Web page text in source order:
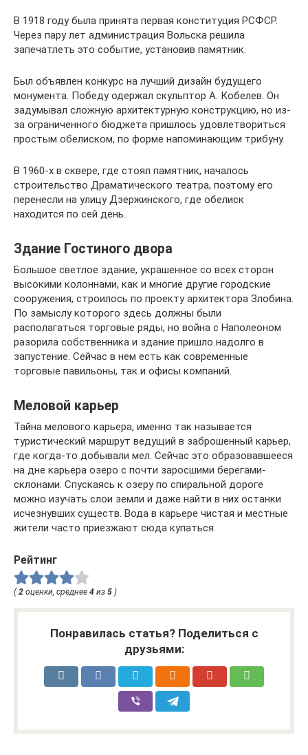
В 1918 году была принята первая конституция РСФСР.
Через пару лет администрация Вольска решила
запечатлеть это событие, установив памятник.
Был объявлен конкурс на лучший дизайн будущего
монумента. Победу одержал скульптор А. Кобелев. Он
задумывал сложную архитектурную конструкцию, но из-
за ограниченного бюджета пришлось удовлетвориться
простым обелиском, по форме напоминающим трибуну.
В 1960-х в сквере, где стоял памятник, началось
строительство Драматического театра, поэтому его
перенесли на улицу Дзержинского, где обелиск
находится по сей день.
Здание Гостиного двора
Большое светлое здание, украшенное со всех сторон
высокими колоннами, как и многие другие городские
сооружения, строилось по проекту архитектора Злобина.
По замыслу которого здесь должны были
располагаться торговые ряды, но война с Наполеоном
разорила собственника и здание пришло надолго в
запустение. Сейчас в нем есть как современные
торговые павильоны, так и офисы компаний.
Меловой карьер
Тайна мелового карьера, именно так называется
туристический маршрут ведущий в заброшенный карьер,
где когда-то добывали мел. Сейчас это образовавшееся
на дне карьера озеро с почти заросшими берегами-
склонами. Спускаясь к озеру по спиральной дороге
можно изучать слои земли и даже найти в них останки
исчезнувших существ. Вода в карьере чистая и местные
жители часто приезжают сюда купаться.
Рейтинг
( 2 оценки, среднее 4 из 5 )
Понравилась статья? Поделиться с
друзьями: